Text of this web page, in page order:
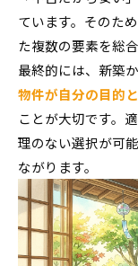
ています。そのた
た複数の要素を総
最終的には、新築
物件が自分の目的
ことが大切です。
理のない選択が可
ながります。